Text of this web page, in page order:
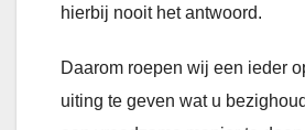
hierbij nooit het antwoord.
Daarom roepen wij een ieder
uiting te geven wat u